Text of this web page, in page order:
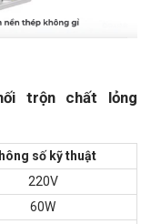
trộn chất lỏng
số kỹ thuật
220V
60W